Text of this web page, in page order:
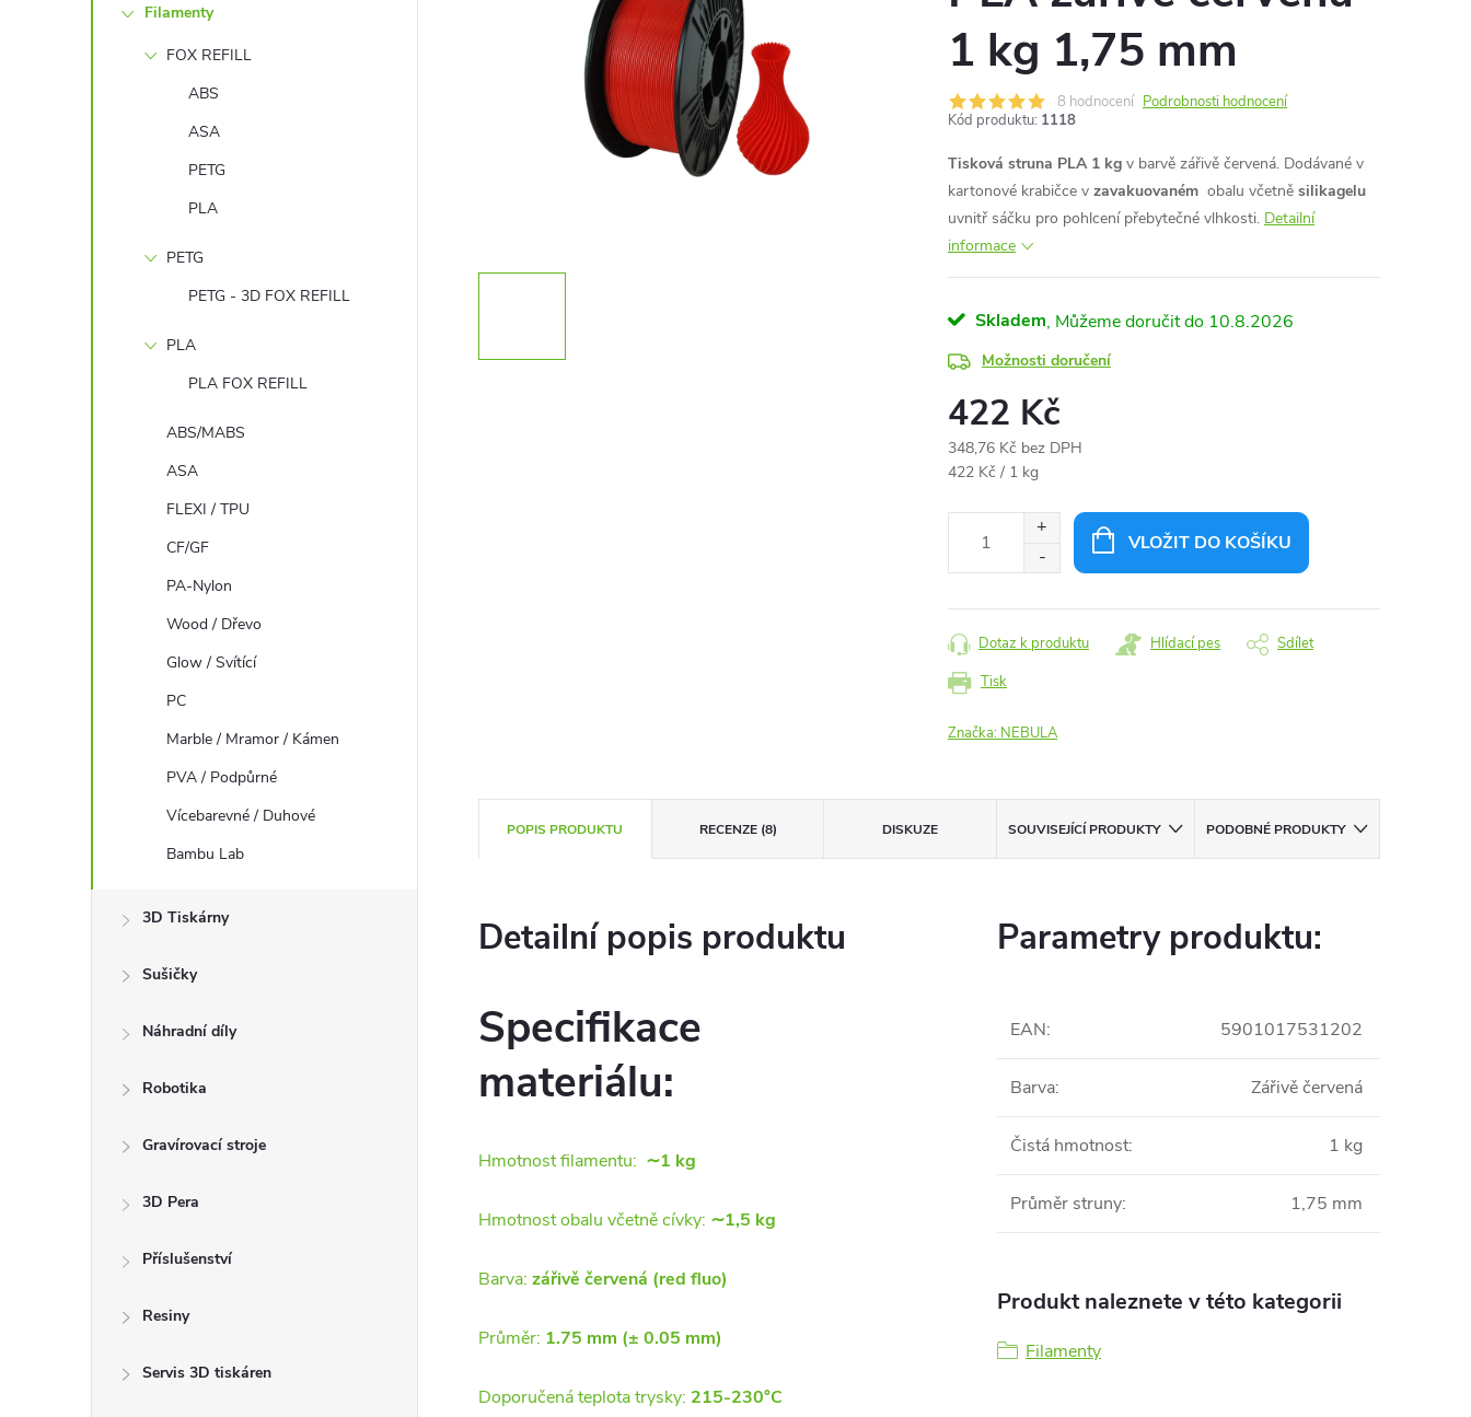
Filamenty
FOX REFILL
ABS
ASA
PETG
PLA
PETG
PETG - 3D FOX REFILL
PLA
PLA FOX REFILL
ABS/MABS
ASA
FLEXI / TPU
CF/GF
PA-Nylon
Wood / Dřevo
Glow / Svítící
PC
Marble / Mramor / Kámen
PVA / Podpůrné
Vícebarevné / Duhové
Bambu Lab
3D Tiskárny
Sušičky
Náhradní díly
Robotika
Gravírovací stroje
3D Pera
Příslušenství
Resiny
Servis 3D tiskáren
1 kg 1,75 mm
8 hodnocení Podrobnosti hodnocení
Kód produktu: 1118
Tisková struna PLA 1 kg v barvě zářivě červená. Dodávané v
kartonové krabičce v zavakuovaném obalu včetně silikagelu
uvnitř sáčku pro pohlcení přebytečné vlhkosti. Detailní
informace
Skladem 10.8.2026
Možnosti doručení
422 Kč
348,76 Kč bez DPH
Měrná
422 Kč / 1 kg
VLOŽIT DO KOŠÍKU
Tisk
Dotaz k produktu Hlídací pes Sdílet
Značka: NEBULA
POPIS PRODUKTU RECENZE (8) DISKUZE SOUVISEJÍCÍ PRODUKTY PODOBNÉ PRODUKTY
Detailní popis produktu
Specifikace
materiálu:
Hmotnost filamentu: ∼1 kg
Hmotnost obalu včetně cívky: ∼1,5 kg
Barva: zářivě červená (red fluo)
Průměr: 1.75 mm (± 0.05 mm)
Doporučená teplota trysky: 215-230°C
Parametry produktu:
EAN: 5901017531202
Barva: Zářivě červená
Čistá hmotnost: 1 kg
Průměr struny: 1,75 mm
Produkt naleznete v této kategorii
Filamenty